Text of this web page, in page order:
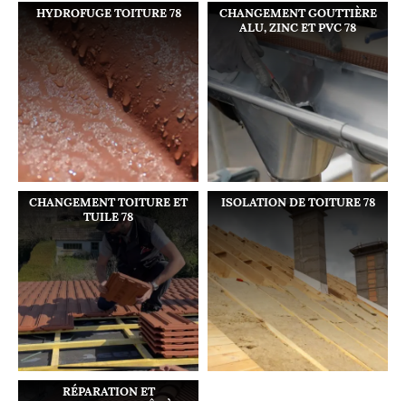
HYDROFUGE TOITURE 78
CHANGEMENT GOUTTIÈRE
ALU, ZINC ET PVC 78
CHANGEMENT TOITURE ET
TUILE 78
ISOLATION DE TOITURE 78
RÉPARATION ET